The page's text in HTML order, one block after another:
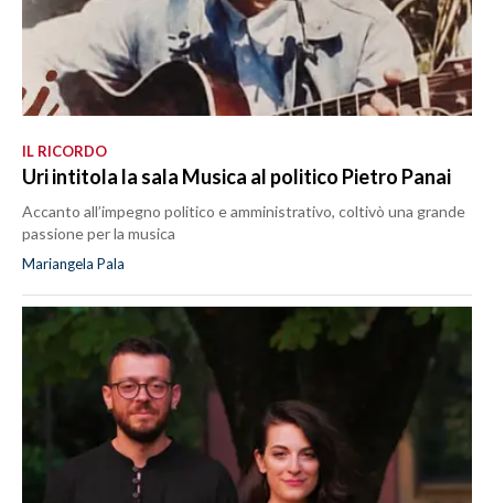
IL RICORDO
Uri intitola la sala Musica al politico Pietro Panai
Accanto all’impegno politico e amministrativo, coltivò una grande
passione per la musica
Mariangela Pala